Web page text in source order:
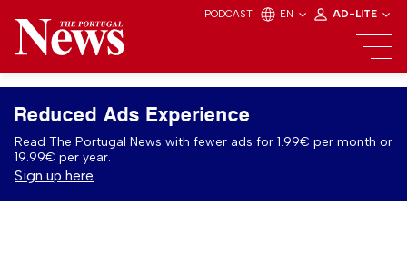
PODCAST EN AD-LITE
Reduced Ads Experience
Read The Portugal News with fewer ads for 1.99€ per month or
19.99€ per year.
Sign up here